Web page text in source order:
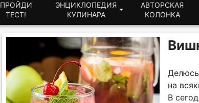
ПРОЙДИ
ТЕСТ!
ЭНЦИКЛОПЕДИЯ
КУЛИНАРА
АВТОРСКАЯ
КОЛОНКА
на
В